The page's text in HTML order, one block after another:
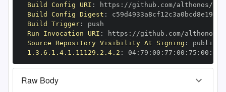
Build Config URI : https :
Build Config Digest :
Build Trigger:
Run Invocation URI : https :
Source Repository Visibility At Signing :
1.3.6.1.4.1.11129.2.4.2 : 04: 79 : 00 : 77 : 00 : 75 : 00 : dd
Raw Body